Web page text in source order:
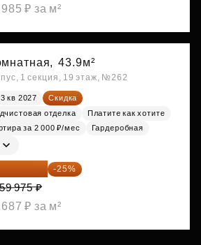
₽ за м²
43.9м²
1 секция, 19 этаж, №262
3 кв 2027
Скидка
отделка
Платите как хотите
за 2 000 ₽/мес
Гардеробная
981 ₽ -25%
975 ₽
₽ за м²